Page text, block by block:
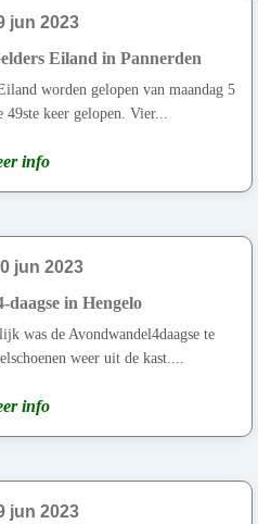
jun 2023
Eiland in Pannerden
worden gelopen van maandag 5
keer gelopen. Vier...
info
jun 2023
daagse in Hengelo
was de Avondwandel4daagse te
weer uit de kast....
info
jun 2023